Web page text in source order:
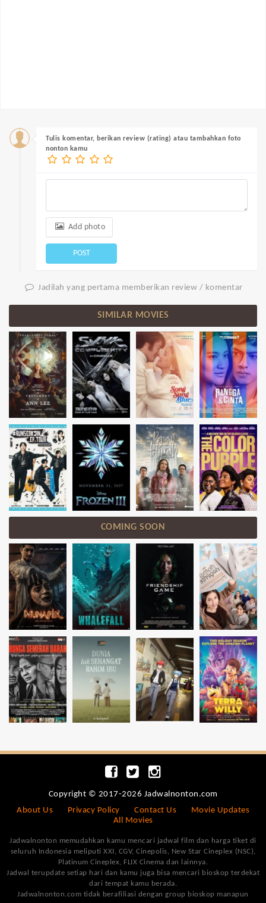
Tulis komentar, berikan review (rating) atau tambahkan foto
nonton kamu
Add photo
POST
Jadilah yang pertama memberikan review / komentar
SIMILAR MOVIES
COMING SOON
Copyright © 2017-2026 Jadwalnonton.com
About Us
Privacy Policy Contact Us
Movie Updates
All Movies
Jadwalnonton memudahkan kamu mencari jadwal film dan harga tiket di
seluruh Indonesia meliputi XXI, CGV, Cinepolis, New Star Cineplex (NSC),
Platinum Cineplex, FLIX Cinema dan lainnya.
Jadwal terupdate setiap hari dan kamu juga bisa mencari bioskop terdekat
dari tempat kamu berada.
Jadwalnonton.com tidak berafiliasi dengan group bioskop manapun